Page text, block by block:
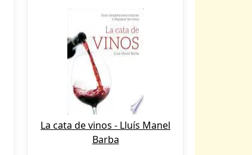
La cata de vinos - Lluís Manel
Barba